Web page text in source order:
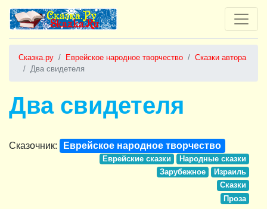
Сказка.ру Еврейское народное творчество
Сказки автора
Два свидетеля
Два свидетеля
Сказочник: Еврейское народное творчество
Еврейские сказки
Народные сказки
Зарубежное
Израиль
Сказки
Проза